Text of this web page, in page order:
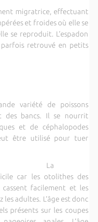
migratrice, effectuant
et froides où elle se
se reproduit. L’espadon
retrouvé en petits
variété de poissons
des bancs. Il se nourrit
et de céphalopodes
être utilisé pour tuer
La
car les otolithes des
facilement et les
les adultes. L’âge est donc
présents sur les coupes